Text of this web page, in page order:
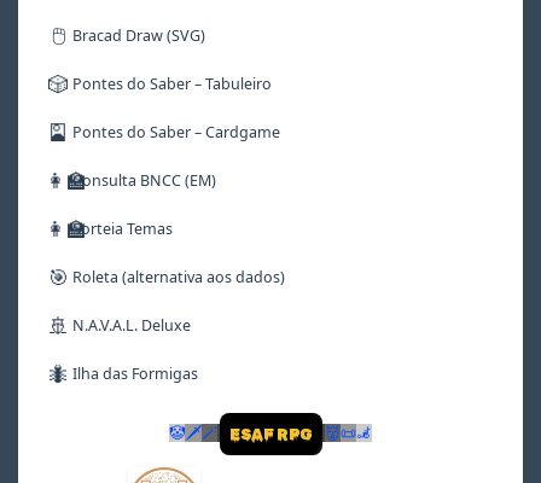
🖱️ Bracad Draw (SVG)
🎲 Pontes do Saber – Tabuleiro
🎴 Pontes do Saber – Cardgame
👩‍🏫Consulta BNCC (EM)
👩‍🏫Sorteia Temas
🎯 Roleta (alternativa aos dados)
🚢 N.A.V.A.L. Deluxe
🐜 Ilha das Formigas
🤡 🗡🪄 ESAF RPG 👹📜🦼